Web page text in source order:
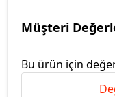
Müşteri
Bu ürün için